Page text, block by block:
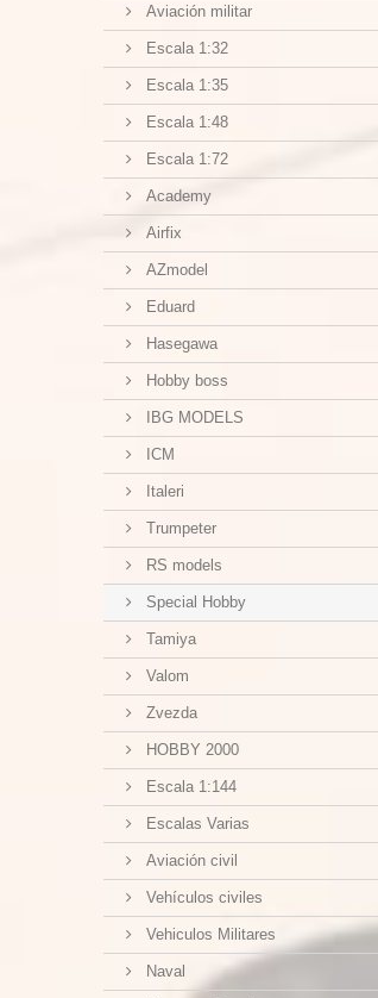
Aviación militar
Escala 1:32
Escala 1:35
Escala 1:48
Escala 1:72
Academy
Airfix
AZmodel
Eduard
Hasegawa
Hobby boss
IBG MODELS
ICM
Italeri
Trumpeter
RS models
Special Hobby
Tamiya
Valom
Zvezda
HOBBY 2000
Escala 1:144
Escalas Varias
Aviación civil
Vehículos civiles
Vehiculos Militares
Naval